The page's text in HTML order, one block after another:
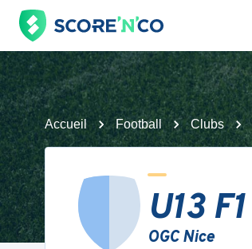
Accueil Football Clubs
U13 F1
OGC Nice